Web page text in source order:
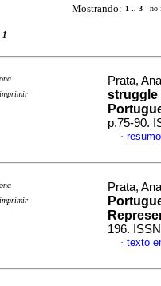
Mostrando: 1 .. 3 no
1
Prata,
struggle
p.75-90.
·
Prata,
196.
· texto